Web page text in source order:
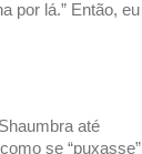
por lá.” Então, eu
até
se “puxasse”